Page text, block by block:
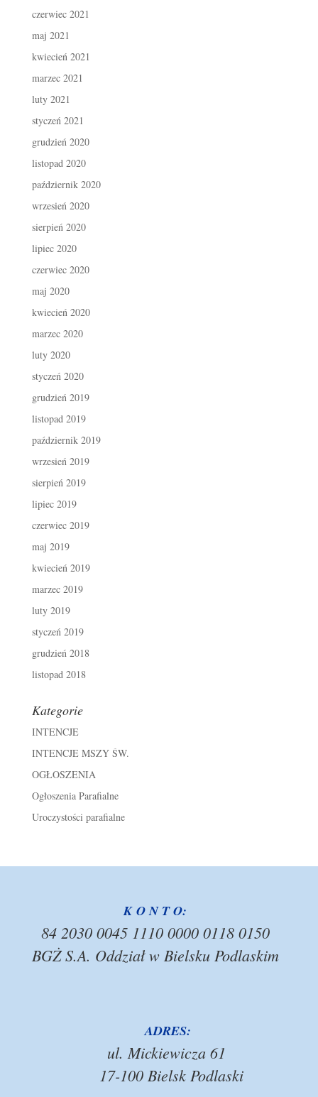
czerwiec 2021
maj 2021
kwiecień 2021
marzec 2021
luty 2021
styczeń 2021
grudzień 2020
listopad 2020
październik 2020
wrzesień 2020
sierpień 2020
lipiec 2020
czerwiec 2020
maj 2020
kwiecień 2020
marzec 2020
luty 2020
styczeń 2020
grudzień 2019
listopad 2019
październik 2019
wrzesień 2019
sierpień 2019
lipiec 2019
czerwiec 2019
maj 2019
kwiecień 2019
marzec 2019
luty 2019
styczeń 2019
grudzień 2018
listopad 2018
Kategorie
INTENCJE
INTENCJE MSZY ŚW.
OGŁOSZENIA
Ogłoszenia Parafialne
Uroczystości parafialne
K O N T O:
84 2030 0045 1110 0000 0118 0150
BGŻ S.A. Oddział w Bielsku Podlaskim
ADRES:
ul. Mickiewicza 61
17-100 Bielsk Podlaski